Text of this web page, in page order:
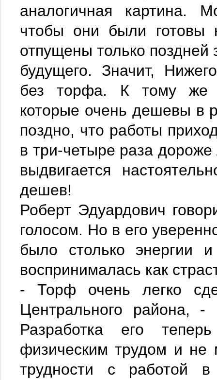
аналогичная картина.
чтобы они были готовы
отпущены только поздней
будущего. Значит,
без торфа. К тому же
которые очень дешевы в
поздно, что работы
в три-четыре раза дороже
выдвигается
дешев!
Роберт Эдуардович
голосом. Но в его
было столько энергии
воспринималась как
- Торф очень легко
Центрального района,
Разработка его
физическим трудом и не
трудности с работой